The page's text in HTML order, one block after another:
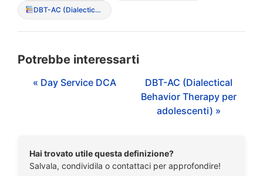
DBT-AC (Dialectical Behavior Therapy per adolescenti)
Potrebbe interessarti
« Day Service DCA
DBT-AC (Dialectical
Behavior Therapy per
adolescenti) »
Hai trovato utile questa definizione?
Salvala, condividila o contattaci per approfondire!